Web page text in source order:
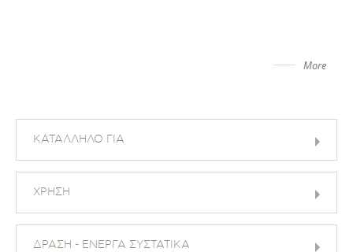
More
ΚΑΤΑΛΛΗΛΟ ΓΙΑ
ΧΡΗΣΗ
ΔΡΑΣΗ - ΕΝΕΡΓΑ ΣΥΣΤΑΤΙΚΑ